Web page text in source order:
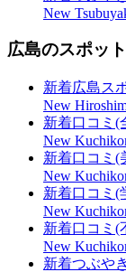
New
広島のスポット
新着広島ス
New
新着口コミ(
New
新着口コミ(
New
新着口コミ(
New
新着口コミ(
New
新着つぶや